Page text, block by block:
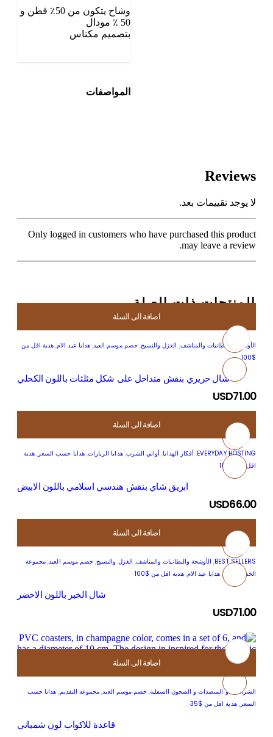
وشاح يتكون من 50٪ قطن و
50 ٪ مودال
بتصميم مكناس
المواصفات
Reviews
لا يوجد تقييمات بعد.
Only logged in customers who have purchased this product
may leave a review.
المنتجات ذات الصلة
اضافة الى السلة
الأوشحة والبطانيات والمناشف, الغزل والنسيج,خصم موسم العيد,هدايا عيد الام, هدية اقل من
$100
شال حريري بنقش متداخل على شكل مثلثات باللون الكحلي
USD71.00
اضافة الى السلة
EVERYDAY HOSTING
, أفكار الهدايا, أواني الشرب,هدايا الزيارات,هدايا حسب السعر,هدية
اقل من $100
ابريق شاي بنقش هندسي اسلامي باللون الابيض
USD66.00
اضافة الى السلة
BEST SELLERS
, الأوشحة والبطانيات والمناشف, الغزل والنسيج, خصم موسم العيد, مجموعة
الخط العربي, هدايا عيد الام,هدية اقل من $100
شال الخير باللون الاخضر
USD71.00
اضافة الى السلة
الشراشف و المنضدات و الصحون السفلية, خصم موسم العيد, مجموعة التقديم, هدايا حسب
السعر,هدية اقل من $35
قاعدة للاكواب لون شمباني